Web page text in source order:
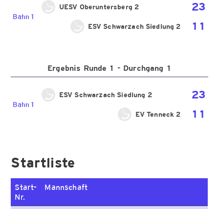
Bahn 1
UESV Oberuntersberg 2
23
11
ESV Schwarzach Siedlung 2
Ergebnis Runde 1 - Durchgang 1
Bahn 1
ESV Schwarzach Siedlung 2
23
11
EV Tenneck 2
Startliste
Start-
Nr.
Mannschaft